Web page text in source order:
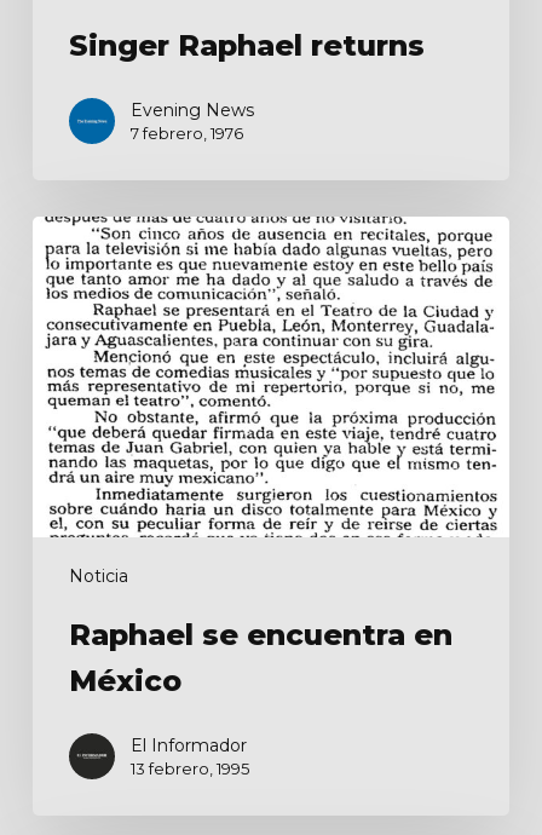
Singer Raphael returns
Evening News
7 febrero, 1976
Noticia
Raphael
se
encuentra
en
México
Raphael se encuentra en
México
El Informador
13 febrero, 1995